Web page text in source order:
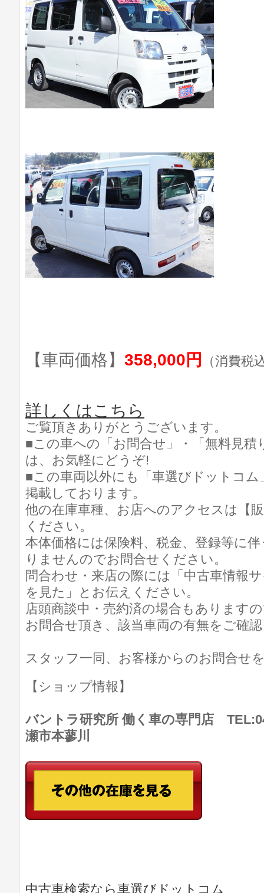
【車両価格】 358,000円 （消費税
詳しくはこちら
ご覧頂きありがとうございます。
■この車への「お問合せ」・「無料見積
は、お気軽にどうぞ!
■この車両以外にも「車選びドットコ
掲載しております。
他の在庫車種、お店へのアクセスは【
ください。
本体価格には保険料、税金、登録等に
りませんのでお問合せください。
問合わせ・来店の際には「中古車情報
を見た」とお伝えください。
店頭商談中・売約済の場合もあります
お問合せ頂き、該当車両の有無をご確
スタッフ一同、お客様からのお問合せ
【ショップ情報】
バントラ研究所 働く車の専門店
瀬市本蓼川
中古車検索なら車選びドットコム